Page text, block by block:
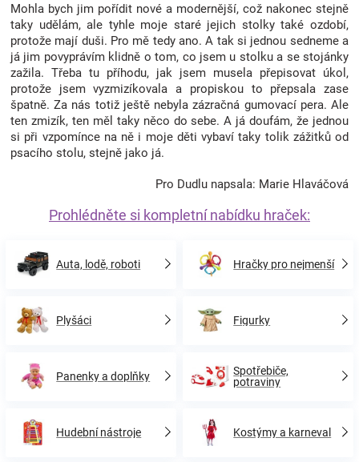
Mohla bych jim pořídit nové a modernější, což nakonec stejně
taky udělám, ale tyhle moje staré jejich stolky také ozdobí,
protože mají duši. Pro mě tedy ano. A tak si jednou sedneme a
já jim povyprávím klidně o tom, co jsem u stolku a se stojánky
zažila. Třeba tu příhodu, jak jsem musela přepisovat úkol,
protože jsem vyzmizíkovala a propiskou to přepsala zase
špatně. Za nás totiž ještě nebyla zázračná gumovací pera. Ale
ten zmizík, ten měl taky něco do sebe. A já doufám, že jednou
si při vzpomínce na ně i moje děti vybaví taky tolik zážitků od
psacího stolu, stejně jako já.
Pro Dudlu napsala: Marie Hlaváčová
Prohlédněte si kompletní nabídku hraček:
Auta, lodě, roboti Hračky pro nejmenší
Plyšáci Figurky
Panenky a doplňky
Spotřebiče,
potraviny
Hudební nástroje Kostýmy a karneval